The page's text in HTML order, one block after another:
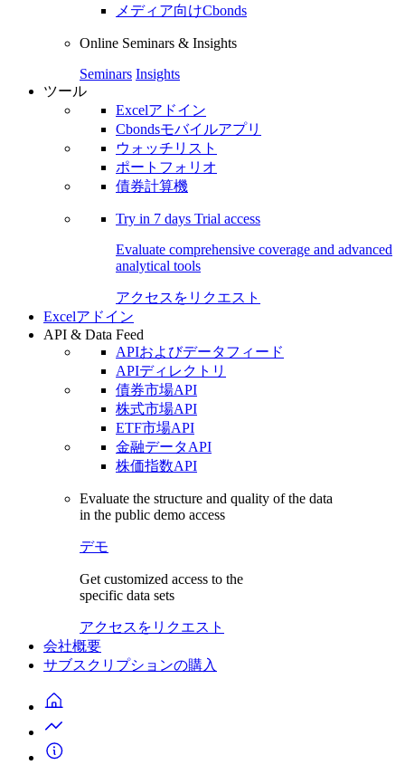
メディア向けCbonds
Online Seminars & Insights
Seminars Insights
ツール
Excelアドイン
Cbondsモバイルアプリ
ウォッチリスト
ポートフォリオ
債券計算機
Try in 7 days Trial access
Evaluate comprehensive coverage and advanced
analytical tools
アクセスをリクエスト
Excelアドイン
API & Data Feed
APIおよびデータフィード
APIディレクトリ
債券市場API
株式市場API
ETF市場API
金融データAPI
株価指数API
Evaluate the structure and quality of the data
in the public demo access
デモ
Get customized access to the
specific data sets
アクセスをリクエスト
会社概要
サブスクリプションの購入